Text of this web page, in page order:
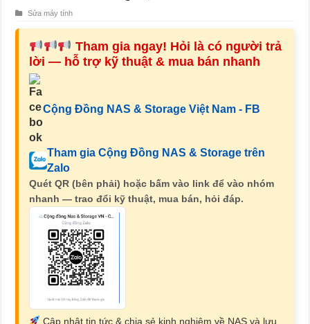
Sửa máy tính
Tham gia ngay! Hỏi là có người trả
lời — hỗ trợ kỹ thuật & mua bán nhanh
Cộng Đồng NAS & Storage Việt Nam - FB
Tham gia Cộng Đồng NAS & Storage trên
Zalo
Quét QR (bên phải) hoặc bấm vào link để vào nhóm
nhanh — trao đổi kỹ thuật, mua bán, hỏi đáp.
Cập nhật tin tức & chia sẻ kinh nghiệm về NAS và lưu